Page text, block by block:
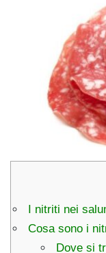
I nitriti nei
Cosa sono i
Dove si